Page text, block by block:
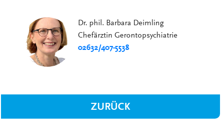
Dr. phil. Barbara Deimling
Chefärztin Gerontopsychiatrie
02632/407-5538
ZURÜCK